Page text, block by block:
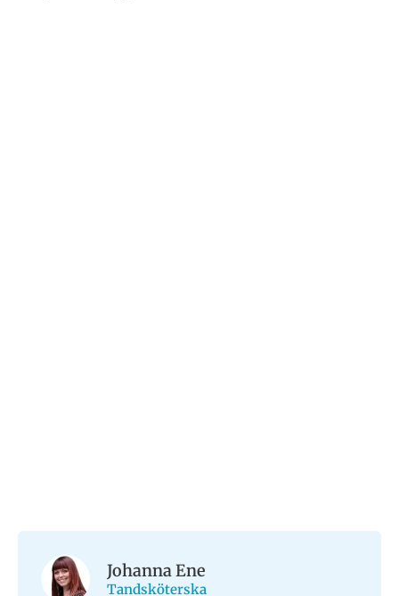
Johanna Ene
Tandsköterska